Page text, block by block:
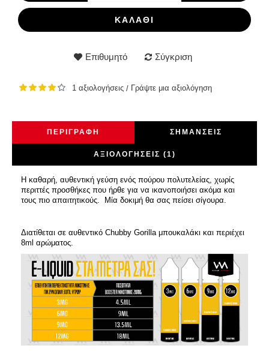
ΚΑΛΆΘΙ
Επιθυμητό Σύγκριση
1 αξιολογήσεις / Γράψτε μια αξιολόγηση
ΠΕΡΙΓΡΑΦΉ ΣΗΜΆΝΣΕΙΣ
ΑΞΙΟΛΟΓΉΣΕΙΣ (1)
Η καθαρή, αυθεντική γεύση ενός πούρου πολυτελείας, χωρίς
περιττές προσθήκες που ήρθε για να ικανοποιήσει ακόμα και
τους πιο απαιτητικούς. Μία δοκιμή θα σας πείσει σίγουρα.
Διατίθεται σε αυθεντικό Chubby Gorilla μπουκαλάκι και περιέχει
8ml αρώματος.